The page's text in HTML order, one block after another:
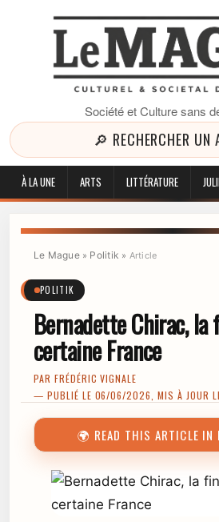
Société et Culture sans
🔎 RECHERCHER UN
À LA UNE ARTS LITTÉRATURE
Le Mague» Politik » Article
POLITIK
Bernadette Chirac, la
certaine France
PAR FRÉDÉRIC VIGNALE
— PUBLIÉ LE 06/06/2026, MIS À JOUR
🌍 READ THIS ARTICLE